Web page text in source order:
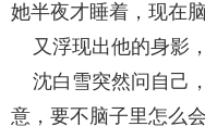
她半夜才睡着，现在
又浮现出他的身影
沈白雪突然问自己
意，要不脑子里怎么